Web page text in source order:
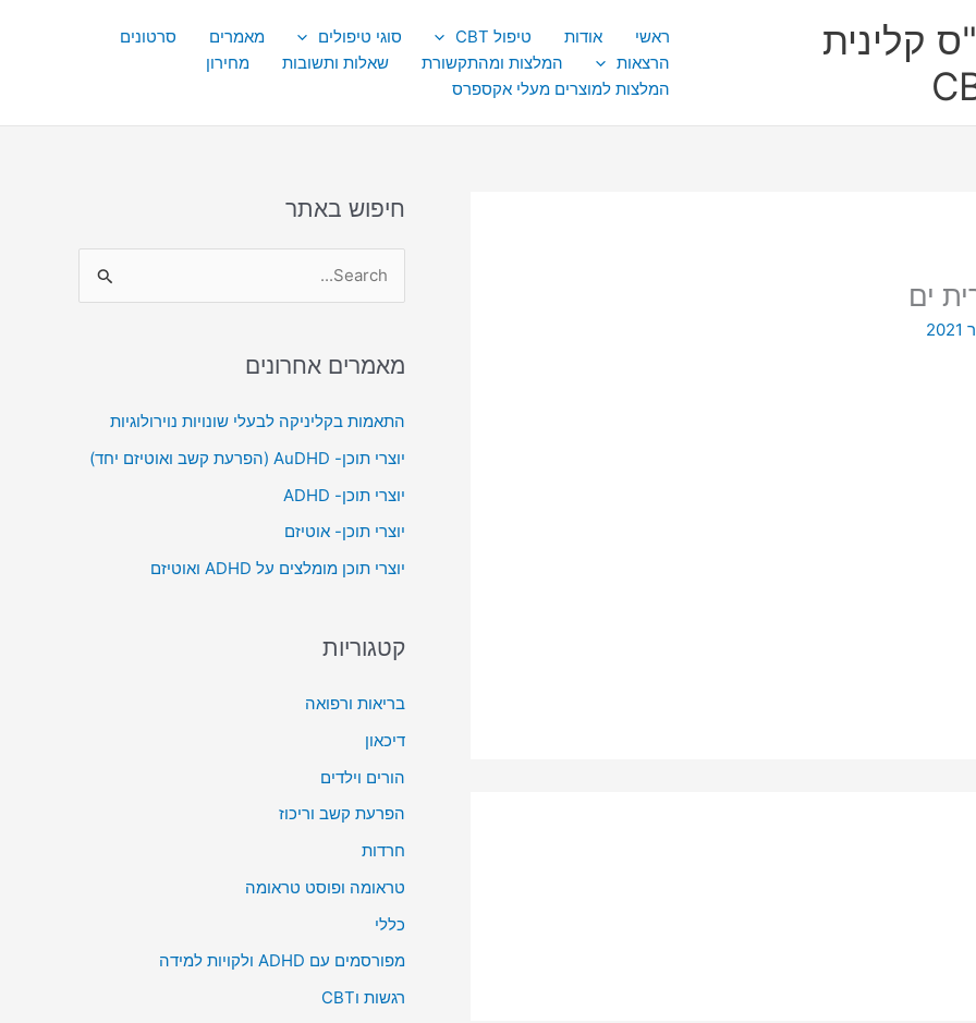
קלינית
ראשי אודות טיפול CBT סוגי טיפולים מאמרים
סרטונים
הרצאות
המלצות ומהתקשורת שאלות ותשובות
מחירון
המלצות למוצרים מעלי אקספרס
ים
חיפוש באתר
r
o
:
מאמרים אחרונים
התאמות בקליניקה לבעלי שונויות נוירולוגיות
יוצרי תוכן- AuDHD (הפרעת קשב ואוטיזם יחד)
יוצרי תוכן- ADHD
יוצרי תוכן- אוטיזם
יוצרי תוכן מומלצים על ADHD ואוטיזם
קטגוריות
בריאות ורפואה
דיכאון
הורים וילדים
הפרעת קשב וריכוז
חרדות
טראומה ופוסט טראומה
כללי
מפורסמים עם ADHD ולקויות למידה
רגשות וCBT